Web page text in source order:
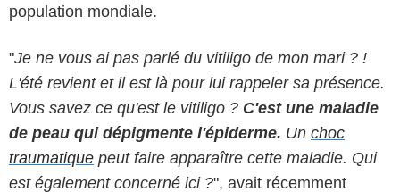
population mondiale.
"Je ne vous ai pas parlé du vitiligo de mon mari ? !
L'été revient et il est là pour lui rappeler sa présence.
Vous savez ce qu'est le vitiligo ? C'est une maladie
de peau qui dépigmente l'épiderme. Un choc
traumatique peut faire apparaître cette maladie. Qui
est également concerné ici ?", avait récemment